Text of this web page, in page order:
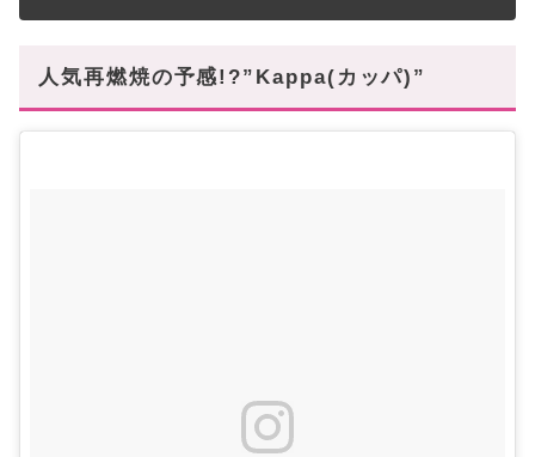
人気再燃焼の予感!?”Kappa(カッパ)”